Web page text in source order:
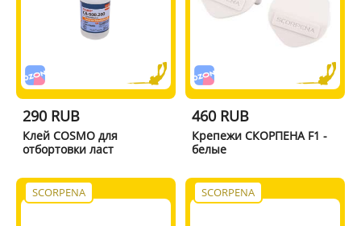
290 RUB
Клей COSMO для
отбортовки ласт
460 RUB
Крепежи СКОРПЕНА F1 -
белые
SCORPENA SCORPENA